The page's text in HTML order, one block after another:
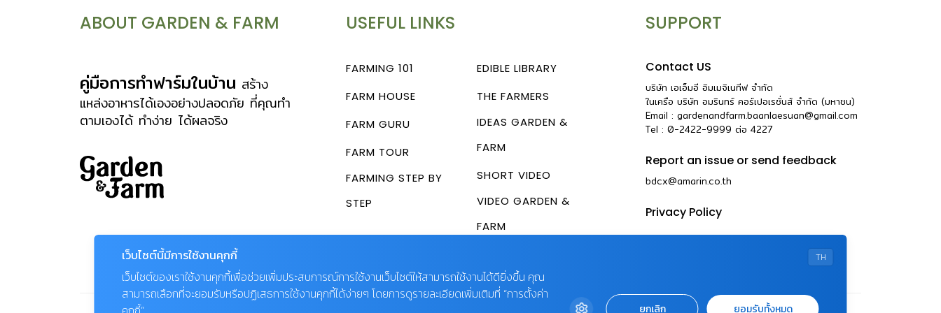
ABOUT GARDEN & FARM
คู่มือการทำฟาร์มในบ้าน สร้าง
แหล่งอาหารได้เองอย่างปลอดภัย ที่คุณทำ
ตามเองได้ ทำง่าย ได้ผลจริง
USEFUL LINKS
FARMING 101
FARM HOUSE
FARM GURU
FARM TOUR
FARMING STEP BY
STEP
EDIBLE LIBRARY
THE FARMERS
IDEAS GARDEN &
FARM
SHORT VIDEO
VIDEO GARDEN &
FARM
SUPPORT
Contact US
บริษัท เอเอ็มอี อิมเมจิเนทีฟ จำกัด
ในเครือ บริษัท อมรินทร์ คอร์เปอเรชั่นส์ จำกัด (มหาชน)
Email : gardenandfarm.baanlaesuan@gmail.com
Tel : 0-2422-9999 ต่อ 4227
Report an issue or send feedback
bdcx@amarin.co.th
Privacy Policy
TH
เว็บไซต์นี้มีการใช้งานคุกกี้
เว็บไซต์ของเราใช้งานคุกกี้เพื่อช่วยเพิ่มประสบการณ์การใช้งานเว็บไซต์ให้สามารถใช้งานได้ดียิ่งขึ้น คุณ
สามารถเลือกที่จะยอมรับหรือปฏิเสธการใช้งานคุกกี้ได้ง่ายๆ โดยการดูรายละเอียดเพิ่มเติมที่ “การตั้งค่า
ยกเลิก ยอมรับทั้งหมด